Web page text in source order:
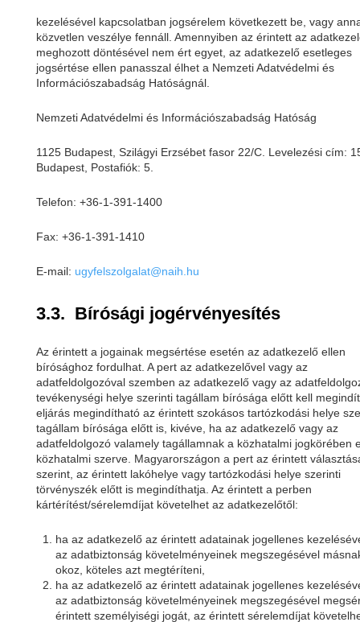
kezelésével kapcsolatban jogsérelem következett be, vagy
közvetlen veszélye fennáll. Amennyiben az érintett az
meghozott döntésével nem ért egyet, az adatkezelő esetleges
jogsértése ellen panasszal élhet a Nemzeti Adatvédelmi és
Információszabadság Hatóságnál.
Nemzeti Adatvédelmi és Információszabadság Hatóság
1125 Budapest, Szilágyi Erzsébet fasor 22/C. Levelezési cím:
Budapest, Postafiók: 5.
Telefon: +36-1-391-1400
Fax: +36-1-391-1410
E-mail: ugyfelszolgalat@naih.hu
3.3. Bírósági jogérvényesítés
Az érintett a jogainak megsértése esetén az adatkezelő ellen
bírósághoz fordulhat. A pert az adatkezelővel vagy az
adatfeldolgozóval szemben az adatkezelő vagy az
tevékenységi helye szerinti tagállam bírósága előtt kell
eljárás megindítható az érintett szokásos tartózkodási helye
tagállam bírósága előtt is, kivéve, ha az adatkezelő vagy az
adatfeldolgozó valamely tagállamnak a közhatalmi jogkörében
közhatalmi szerve. Magyarországon a pert az érintett
szerint, az érintett lakóhelye vagy tartózkodási helye szerinti
törvényszék előtt is megindíthatja. Az érintett a perben
kártérítést/sérelemdíjat követelhet az adatkezelőtől:
ha az adatkezelő az érintett adatainak jogellenes
az adatbiztonság követelményeinek megszegésével
okoz, köteles azt megtéríteni,
ha az adatkezelő az érintett adatainak jogellenes
az adatbiztonság követelményeinek megszegésével
érintett személyiségi jogát, az érintett sérelemdíjat